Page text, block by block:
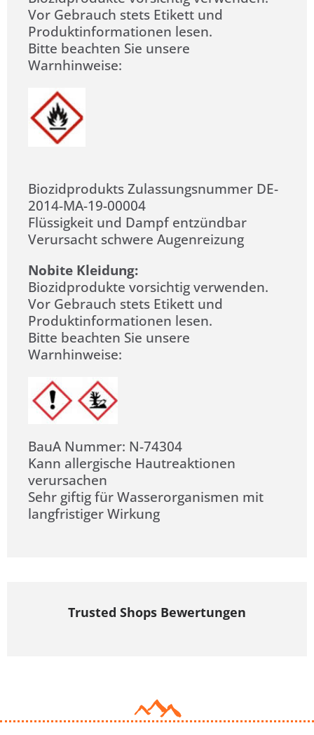
Vor Gebrauch stets Etikett und
Produktinformationen lesen.
Bitte beachten Sie unsere
Warnhinweise:
Biozidprodukts Zulassungsnummer DE-
2014-MA-19-00004
Flüssigkeit und Dampf entzündbar
Verursacht schwere Augenreizung
Nobite Kleidung:
Biozidprodukte vorsichtig verwenden.
Vor Gebrauch stets Etikett und
Produktinformationen lesen.
Bitte beachten Sie unsere
Warnhinweise:
BauA Nummer: N-74304
Kann allergische Hautreaktionen
verursachen
Sehr giftig für Wasserorganismen mit
langfristiger Wirkung
Trusted Shops Bewertungen